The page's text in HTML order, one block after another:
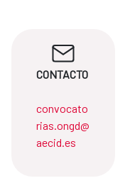
CONTACTO
convocato
rias.ongd@
aecid.es